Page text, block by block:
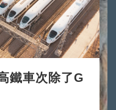
鐵車次除了G